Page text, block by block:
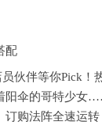
配
伙伴等你Pick！
阳伞的哥特少女
订购法阵全速运